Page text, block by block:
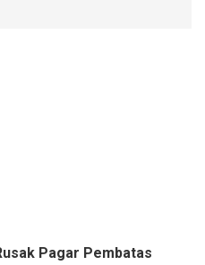
Pagar Pembatas